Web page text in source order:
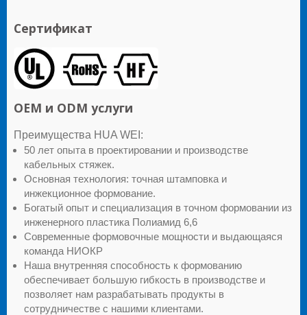
Сертификат
OEM и ODM услуги
Преимущества HUA WEI:
50 лет опыта в проектировании и производстве
кабельных стяжек.
Основная технология: точная штамповка и
инжекционное формование.
Богатый опыт и специализация в точном формовании из
инженерного пластика Полиамид 6,6
Современные формовочные мощности и выдающаяся
команда НИОКР
Наша внутренняя способность к формованию
обеспечивает большую гибкость в производстве и
позволяет нам разрабатывать продукты в
сотрудничестве с нашими клиентами.